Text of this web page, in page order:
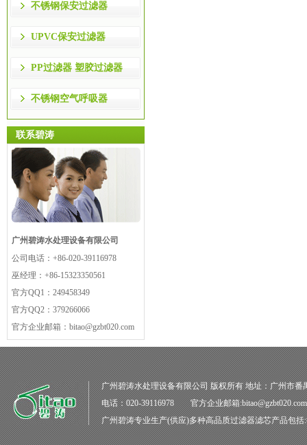
不锈钢保安过滤器
UPVC保安过滤器
PP过滤器 塑胶过滤器
不锈钢空气呼吸器
联系碧涛
广州碧涛水处理设备有限公司
公司电话： +86-020-39116978
巫经理： +86-15323350561
官方QQ1： 249458349
官方QQ2： 379266066
官方企业邮箱： bitao@gzbt020.com
广州碧涛水处理设备有限公司版权所有 地址：广州市番
电话：020-39116978 官方企业邮箱
广州碧涛专业生产(供应)多种高品质过滤器滤芯产品包括: